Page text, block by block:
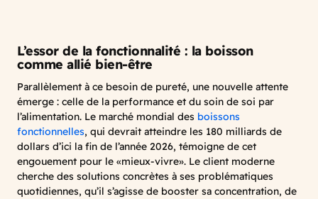
L’essor de la fonctionnalité : la boisson
comme allié bien-être
Parallèlement à ce besoin de pureté, une nouvelle attente
émerge : celle de la performance et du soin de soi par
l’alimentation. Le marché mondial des boissons
fonctionnelles, qui devrait atteindre les 180 milliards de
dollars d’ici la fin de l’année 2026, témoigne de cet
engouement pour le «mieux-vivre». Le client moderne
cherche des solutions concrètes à ses problématiques
quotidiennes, qu’il s’agisse de booster sa concentration, de